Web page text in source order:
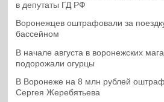
в депутаты ГД РФ
Воронежцев оштрафовали за
бассейном
В начале августа в воронежских
подорожали огурцы
В Воронеже на 8 млн рублей
Сергея Жеребятьева